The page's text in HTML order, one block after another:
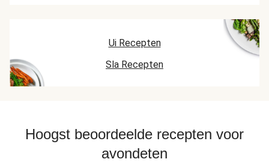
Ui Recepten
Sla Recepten
Hoogst beoordeelde recepten voor
avondeten